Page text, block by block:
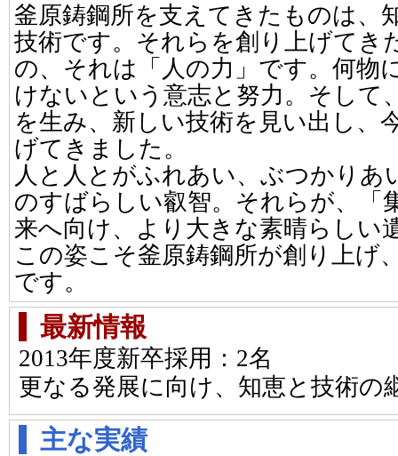
釜原鋳鋼所を支えてきたものは、
技術です。それらを創り上げてき
の、それは「人の力」です。何物
けないという意志と努力。そして
を生み、新しい技術を見い出し、
げてきました。
人と人とがふれあい、ぶつかりあ
のすばらしい叡智。それらが、「
来へ向け、より大きな素晴らしい
この姿こそ釜原鋳鋼所が創り上げ
です。
最新情報
2013年度新卒採用：2名
更なる発展に向け、知恵と技術の
主な実績